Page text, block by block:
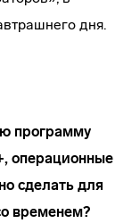
дня.
программу
операционные
сделать для
временем?